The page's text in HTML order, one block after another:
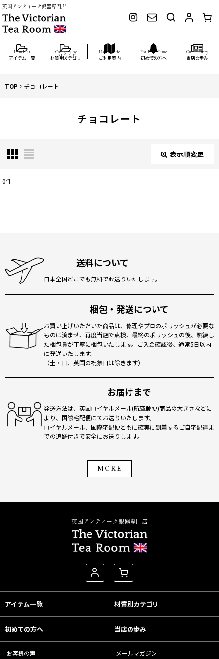
英国アンティーク銀器専門店
アイテム一覧 材質別カテゴリ ご利用案内 初めての方へ 当店の歩み
TOP > チョコレート
チョコレート
表示順変更
閉じる
0件
送料について
日本全国どこでも無料でお送りいたします。
梱包・発送について
お買い上げいただいた商品は、修理やプロのポリッシュが必要な
ものは済ませ、再度当店で点検、最終のポリッシュの後、熟練し
た梱包員が丁寧に梱包いたします。ご入金確認後、通常5日以内
に発送いたします。
（土・日、英国の祝祭日は除きます）
お届けまで
発送方法は、英国ロイヤルメール(航空郵便)商品の大きさなどに
より、国際宅配便にてお送りいたします。
ロイヤルメール、国際宅配便ともに確実に到着するご自宅配達ま
での追跡付きで安全にお送りします。
MORE
英国アンティーク銀器専門店
アイテム一覧 材質別カテゴリ
初めての方へ 当店の歩み
お客様の声 メールマガジン